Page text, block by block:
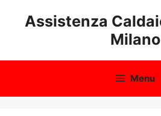
Assistenza
Milano
Menu